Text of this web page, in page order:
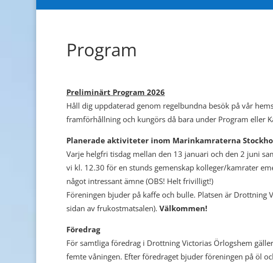
Program
Preliminärt Program 2026
Håll dig uppdaterad genom regelbundna besök på vår
framförhållning och kungörs då bara under Program eller
Planerade aktiviteter inom Marinkamraterna
Varje helgfri tisdag mellan den 13 januari och den 2 juni
vi kl. 12.30 för en stunds gemenskap kolleger/kamrater
något intressant ämne (OBS! Helt frivilligt!)
Föreningen bjuder på kaffe och bulle. Platsen är Drottning
sidan av frukostmatsalen). Välkommen!
Föredrag
För samtliga föredrag i Drottning Victorias Örlogshem
femte våningen. Efter föredraget bjuder föreningen på öl